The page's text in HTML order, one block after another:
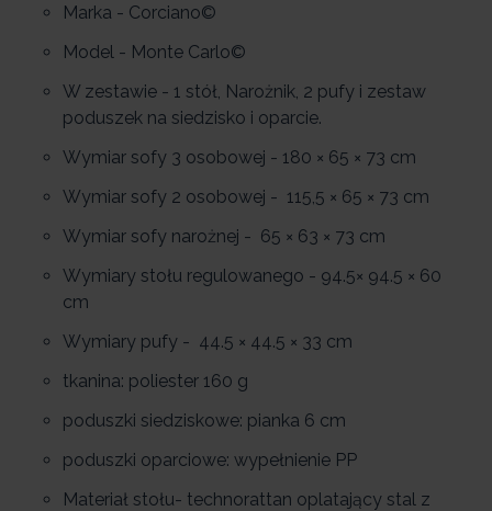
Marka - Corciano©
Model - Monte Carlo©
W zestawie - 1 stół, Narożnik, 2 pufy i zestaw
poduszek na siedzisko i oparcie.
Wymiar sofy 3 osobowej - 180 × 65 × 73 cm
Wymiar sofy 2 osobowej - 115,5 × 65 × 73 cm
Wymiar sofy narożnej - 65 × 63 × 73 cm
Wymiary stołu regulowanego - 94.5× 94.5 × 60
cm
Wymiary pufy - 44.5 × 44.5 × 33 cm
tkanina: poliester 160 g
poduszki siedziskowe: pianka 6 cm
poduszki oparciowe: wypełnienie PP
Materiał stołu- technorattan oplatający stal z